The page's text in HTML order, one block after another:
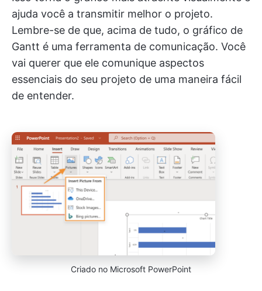
ajuda você a transmitir melhor o projeto.
Lembre-se de que, acima de tudo, o gráfico de
Gantt é uma ferramenta de comunicação. Você
vai querer que ele comunique aspectos
essenciais do seu projeto de uma maneira fácil
de entender.
Criado no Microsoft PowerPoint